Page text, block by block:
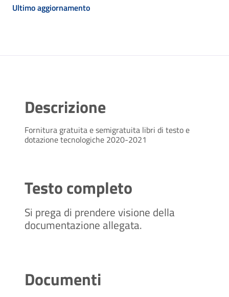
Ultimo aggiornamento
Descrizione
Fornitura gratuita e semigratuita libri di testo e
dotazione tecnologiche 2020-2021
Testo completo
Si prega di prendere visione della
documentazione allegata.
Documenti